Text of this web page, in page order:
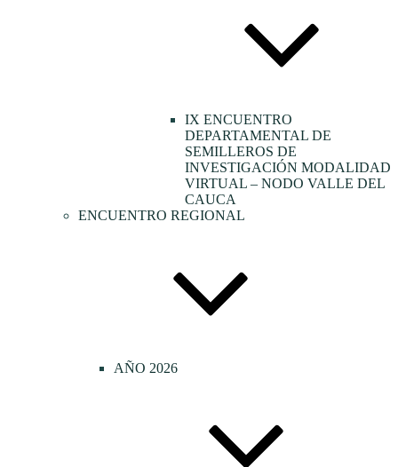
IX ENCUENTRO
DEPARTAMENTAL DE
SEMILLEROS DE
INVESTIGACIÓN MODALIDAD
VIRTUAL – NODO VALLE DEL
CAUCA
ENCUENTRO REGIONAL
AÑO 2026